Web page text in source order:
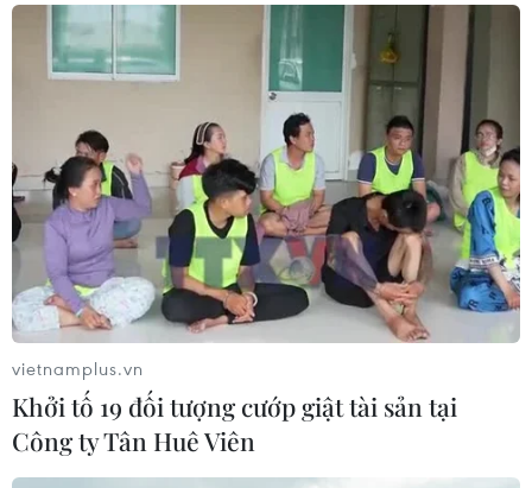
vietnamplus.vn
Khởi tố 19 đối tượng cướp giật tài sản tại
Công ty Tân Huê Viên